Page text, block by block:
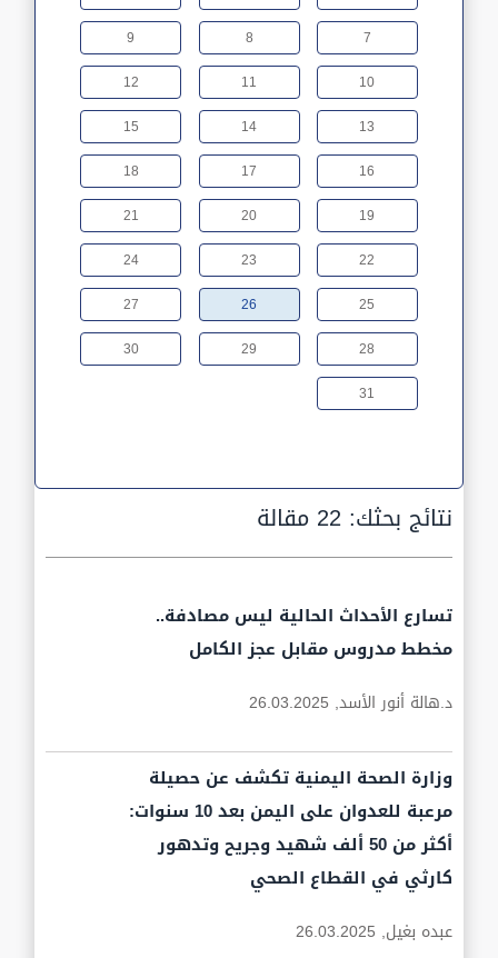
7
8
9
10
11
12
13
14
15
16
17
18
19
20
21
22
23
24
25
26
27
28
29
30
31
نتائج بحثك:22 مقالة
تسارع الأحداث الحالية ليس مصادفة..
مخطط مدروس مقابل عجز الكامل
‏د.هالة أنور الأسد, 26.03.2025
وزارة الصحة اليمنية تكشف عن حصيلة
مرعبة للعدوان على اليمن بعد 10 سنوات:
أكثر من 50 ألف شهيد وجريح وتدهور
كارثي في القطاع الصحي
عبده بغيل, 26.03.2025